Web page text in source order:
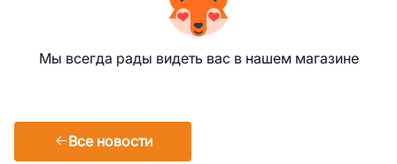
Мы всегда рады видеть вас в нашем магазине
Все новости